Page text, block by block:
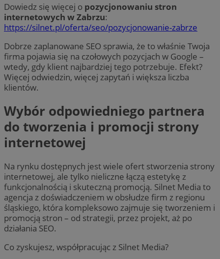
Dowiedz się więcej o pozycjonowaniu stron
internetowych w Zabrzu:
https://silnet.pl/oferta/seo/pozycjonowanie-zabrze
Dobrze zaplanowane SEO sprawia, że to właśnie Twoja
firma pojawia się na czołowych pozycjach w Google –
wtedy, gdy klient najbardziej tego potrzebuje. Efekt?
Więcej odwiedzin, więcej zapytań i większa liczba
klientów.
Wybór odpowiedniego partnera
do tworzenia i promocji strony
internetowej
Na rynku dostępnych jest wiele ofert stworzenia strony
internetowej, ale tylko nieliczne łączą estetykę z
funkcjonalnością i skuteczną promocją. Silnet Media to
agencja z doświadczeniem w obsłudze firm z regionu
śląskiego, która kompleksowo zajmuje się tworzeniem i
promocją stron – od strategii, przez projekt, aż po
działania SEO.
Co zyskujesz, współpracując z Silnet Media?